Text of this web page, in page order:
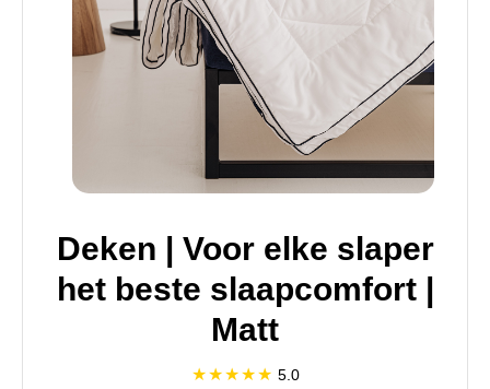
Deken | Voor elke slaper
het beste slaapcomfort |
Matt
5.0